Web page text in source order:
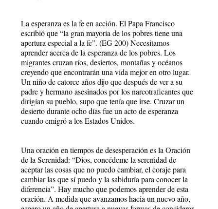
La esperanza es la fe en acción. El Papa Francisco
escribió que “la gran mayoría de los pobres tiene una
apertura especial a la fe”. (EG 200) Necesitamos
aprender acerca de la esperanza de los pobres. Los
migrantes cruzan ríos, desiertos, montañas y océanos
creyendo que encontrarán una vida mejor en otro lugar.
Un niño de catorce años dijo que después de ver a su
padre y hermano asesinados por los narcotraficantes que
dirigían su pueblo, supo que tenía que irse. Cruzar un
desierto durante ocho días fue un acto de esperanza
cuando emigró a los Estados Unidos.
Una oración en tiempos de desesperación es la Oración
de la Serenidad: “Dios, concédeme la serenidad de
aceptar las cosas que no puedo cambiar, el coraje para
cambiar las que sí puedo y la sabiduría para conocer la
diferencia”. Hay mucho que podemos aprender de esta
oración. A medida que avanzamos hacia un nuevo año,